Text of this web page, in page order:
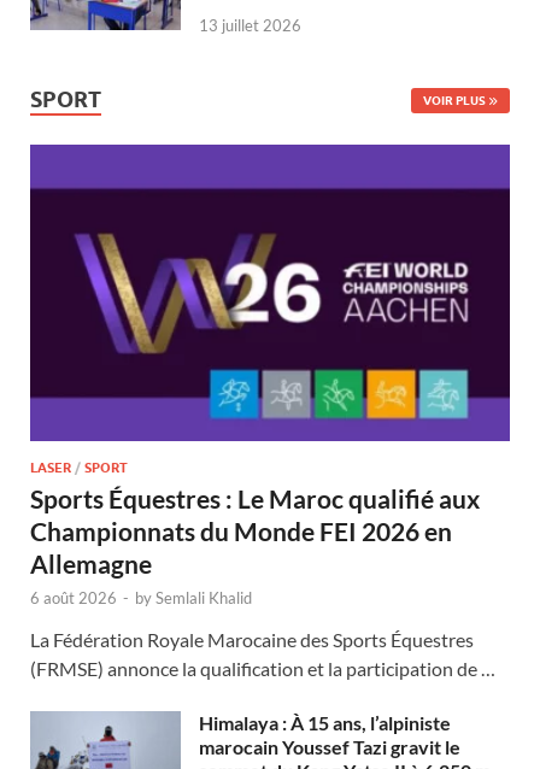
13 juillet 2026
SPORT VOIR PLUS
LASER / SPORT
Sports Équestres : Le Maroc qualifié aux
Championnats du Monde FEI 2026 en
Allemagne
6 août 2026 - bySemlali Khalid
La Fédération Royale Marocaine des Sports Équestres
(FRMSE) annonce la qualification et la participation de …
Himalaya : À 15 ans, l’alpiniste
marocain Youssef Tazi gravit le